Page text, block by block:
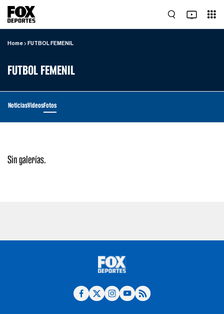
Home FUTBOL FEMENIL
FUTBOL FEMENIL
NoticiasVideosFotos
Sin galerías.